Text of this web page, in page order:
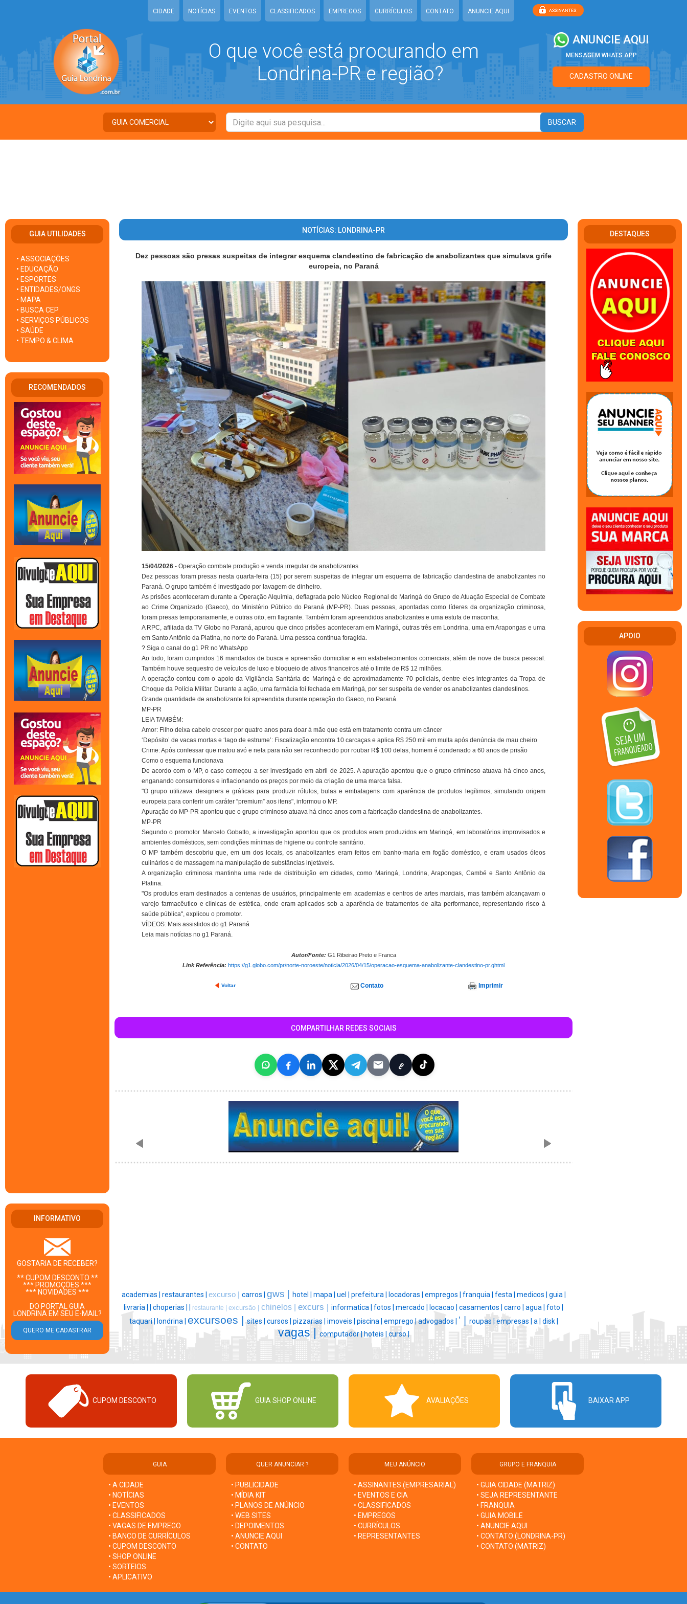
CIDADE NOTÍCIAS EVENTOS CLASSIFICADOS EMPREGOS CURRÍCULOS CONTATO ANUNCIE AQUI
O que você está procurando em
Londrina-PR e região?
ANUNCIE AQUI
MENSAGEM WHATS APP
CADASTRO ONLINE
GUIA UTILIDADES
• ASSOCIAÇÕES
• EDUCAÇÃO
• ESPORTES
• ENTIDADES/ONGS
• MAPA
• BUSCA CEP
• SERVIÇOS PÚBLICOS
• SAÚDE
• TEMPO & CLIMA
RECOMENDADOS
INFORMATIVO
GOSTARIA DE RECEBER?
** CUPOM DESCONTO **
*** PROMOÇÕES ***
*** NOVIDADES ***
DO PORTAL GUIA
LONDRINA EM SEU E-MAIL?
NOTÍCIAS: LONDRINA-PR
Dez pessoas são presas suspeitas de integrar esquema clandestino de fabricação de anabolizantes que simulava grife
europeia, no Paraná
15/04/2026 - Operação combate produção e venda irregular de anabolizantes
Dez pessoas foram presas nesta quarta-feira (15) por serem suspeitas de integrar um esquema de fabricação clandestina de anabolizantes no
Paraná. O grupo também é investigado por lavagem de dinheiro.
As prisões aconteceram durante a Operação Alquimia, deflagrada pelo Núcleo Regional de Maringá do Grupo de Atuação Especial de Combate
ao Crime Organizado (Gaeco), do Ministério Público do Paraná (MP-PR). Duas pessoas, apontadas como líderes da organização criminosa,
foram presas temporariamente, e outras oito, em flagrante. Também foram apreendidos anabolizantes e uma estufa de maconha.
A RPC, afiliada da TV Globo no Paraná, apurou que cinco prisões aconteceram em Maringá, outras três em Londrina, uma em Arapongas e uma
em Santo Antônio da Platina, no norte do Paraná. Uma pessoa continua foragida.
? Siga o canal do g1 PR no WhatsApp
Ao todo, foram cumpridos 16 mandados de busca e apreensão domiciliar e em estabelecimentos comerciais, além de nove de busca pessoal.
Também houve sequestro de veículos de luxo e bloqueio de ativos financeiros até o limite de R$ 12 milhões.
A operação contou com o apoio da Vigilância Sanitária de Maringá e de aproximadamente 70 policiais, dentre eles integrantes da Tropa de
Choque da Polícia Militar. Durante a ação, uma farmácia foi fechada em Maringá, por ser suspeita de vender os anabolizantes clandestinos.
Grande quantidade de anabolizante foi apreendida durante operação do Gaeco, no Paraná.
MP-PR
LEIA TAMBÉM:
Amor: Filho deixa cabelo crescer por quatro anos para doar à mãe que está em tratamento contra um câncer
‘Depósito’ de vacas mortas e ‘lago de estrume’: Fiscalização encontra 10 carcaças e aplica R$ 250 mil em multa após denúncia de mau cheiro
Crime: Após confessar que matou avó e neta para não ser reconhecido por roubar R$ 100 delas, homem é condenado a 60 anos de prisão
Como o esquema funcionava
De acordo com o MP, o caso começou a ser investigado em abril de 2025. A apuração apontou que o grupo criminoso atuava há cinco anos,
enganando consumidores e inflacionando os preços por meio da criação de uma marca falsa.
"O grupo utilizava designers e gráficas para produzir rótulos, bulas e embalagens com aparência de produtos legítimos, simulando origem
europeia para conferir um caráter “premium” aos itens", informou o MP.
Apuração do MP-PR apontou que o grupo criminoso atuava há cinco anos com a fabricação clandestina de anabolizantes.
MP-PR
Segundo o promotor Marcelo Gobatto, a investigação apontou que os produtos eram produzidos em Maringá, em laboratórios improvisados e
ambientes domésticos, sem condições mínimas de higiene ou controle sanitário.
O MP também descobriu que, em um dos locais, os anabolizantes eram feitos em banho-maria em fogão doméstico, e eram usados óleos
culinários e de massagem na manipulação de substâncias injetáveis.
A organização criminosa mantinha uma rede de distribuição em cidades, como Maringá, Londrina, Arapongas, Cambé e Santo Antônio da
Platina.
"Os produtos eram destinados a centenas de usuários, principalmente em academias e centros de artes marciais, mas também alcançavam o
varejo farmacêutico e clínicas de estética, onde eram aplicados sob a aparência de tratamentos de alta performance, representando risco à
saúde pública", explicou o promotor.
VÍDEOS: Mais assistidos do g1 Paraná
Leia mais notícias no g1 Paraná.
Autor/Fonte: G1 Ribeirao Preto e Franca
Link Referência: https://g1.globo.com/pr/norte-noroeste/noticia/2026/04/15/operacao-esquema-anabolizante-clandestino-pr.ghtml
Voltar Contato Imprimir
COMPARTILHAR REDES SOCIAIS
academias | restaurantes | excurso | carros | gws | hotel | mapa | uel | prefeitura | locadoras | empregos | franquia | festa | medicos | guia |
livraria |
choperias | restaurante | excursão | chinelos | excurs | informatica | fotos | mercado | locacao | casamentos | carro | agua | foto |
taquari |
londrina | excursoes |sites | cursos | pizzarias | imoveis | piscina | emprego |advogados | ' | roupas |empresas | a | disk |
vagas |computador |hoteis | curso |
DESTAQUES
APOIO
CUPOM DESCONTO GUIA SHOP ONLINE AVALIAÇÕES BAIXAR APP
GUIA
• A CIDADE
• NOTÍCIAS
• EVENTOS
• CLASSIFICADOS
• VAGAS DE EMPREGO
• BANCO DE CURRÍCULOS
• CUPOM DESCONTO
• SHOP ONLINE
• SORTEIOS
• APLICATIVO
QUER ANUNCIAR ?
• PUBLICIDADE
• MÍDIA KIT
• PLANOS DE ANÚNCIO
• WEB SITES
• DEPOIMENTOS
• ANUNCIE AQUI
• CONTATO
MEU ANÚNCIO
• ASSINANTES (EMPRESARIAL)
• EVENTOS E CIA
• CLASSIFICADOS
• EMPREGOS
• CURRÍCULOS
• REPRESENTANTES
GRUPO E FRANQUIA
• GUIA CIDADE (MATRIZ)
• SEJA REPRESENTANTE
• FRANQUIA
• GUIA MOBILE
• ANUNCIE AQUI
• CONTATO (LONDRINA-PR)
• CONTATO (MATRIZ)